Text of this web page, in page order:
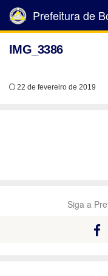
Prefeitura de
IMG_3386
22 de fevereiro de 2019
Siga a